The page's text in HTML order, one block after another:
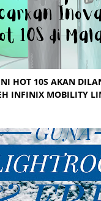
HOT 10S AKAN
INFINIX MOBILITY